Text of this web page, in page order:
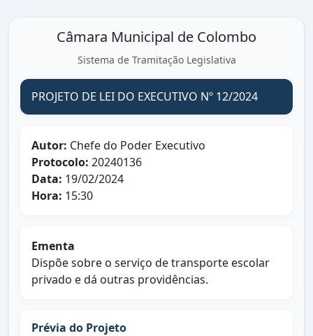
Câmara Municipal de Colombo
Sistema de Tramitação Legislativa
PROJETO DE LEI DO EXECUTIVO Nº 12/2024
Autor: Chefe do Poder Executivo
Protocolo: 20240136
Data: 19/02/2024
Hora: 15:30
Ementa
Dispõe sobre o serviço de transporte escolar
privado e dá outras providências.
Prévia do Projeto